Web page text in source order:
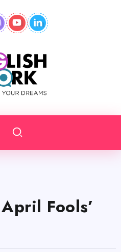
Fools’